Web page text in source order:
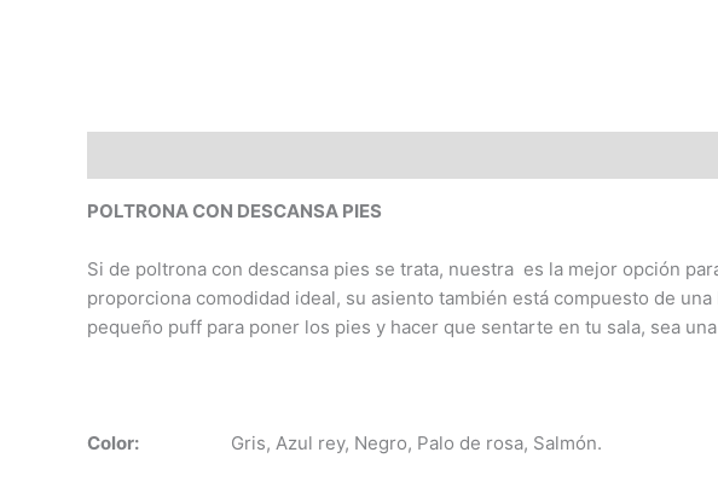
POLTRONA CON DESCANSA PIES
Si de poltrona con descansa pies se trata, nuestra es la mejor opción
proporciona comodidad ideal, su asiento también está compuesto de
pequeño puff para poner los pies y hacer que sentarte en tu sala, sea
Color: Gris, Azul rey, Negro, Palo de rosa, Salmón.